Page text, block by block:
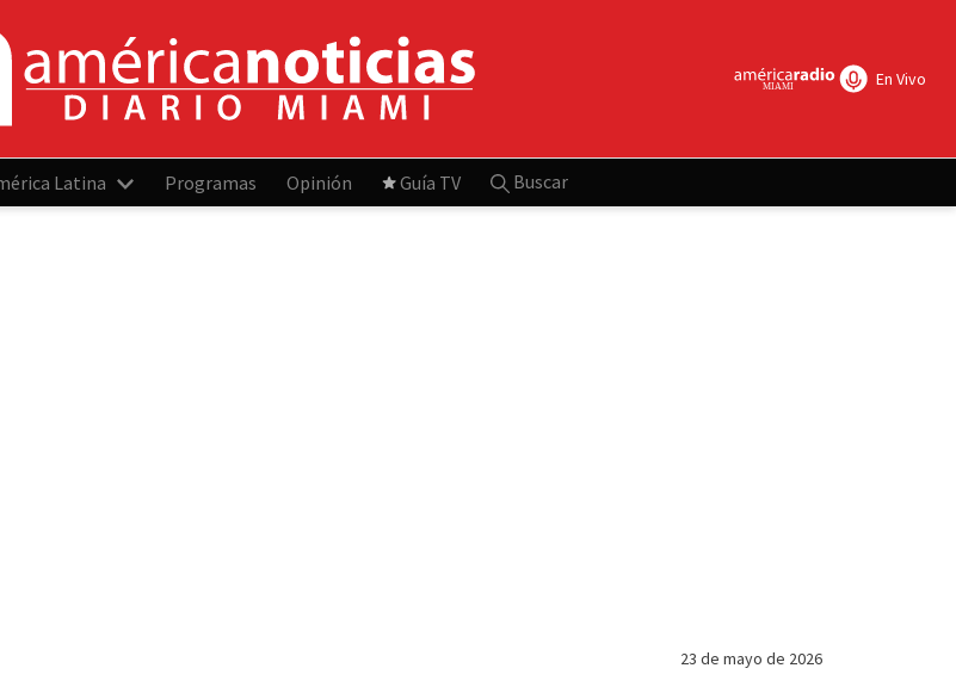
En Vivo
Latina Programas Opinión Guía TV Buscar
23 de mayo de 2026